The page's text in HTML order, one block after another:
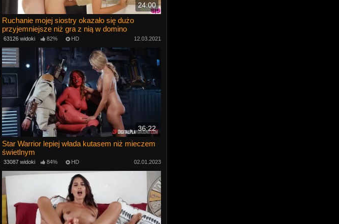
24:00
Ruchanie mojej siostry okazało się dużo
przyjemniejsze niż gra z nią w domino
63126 widoki 82% HD 12.03.2021
36:22
Star Warrior lepiej włada kutasem niż mieczem
świetlnym
33087 widoki 84% HD 02.01.2023